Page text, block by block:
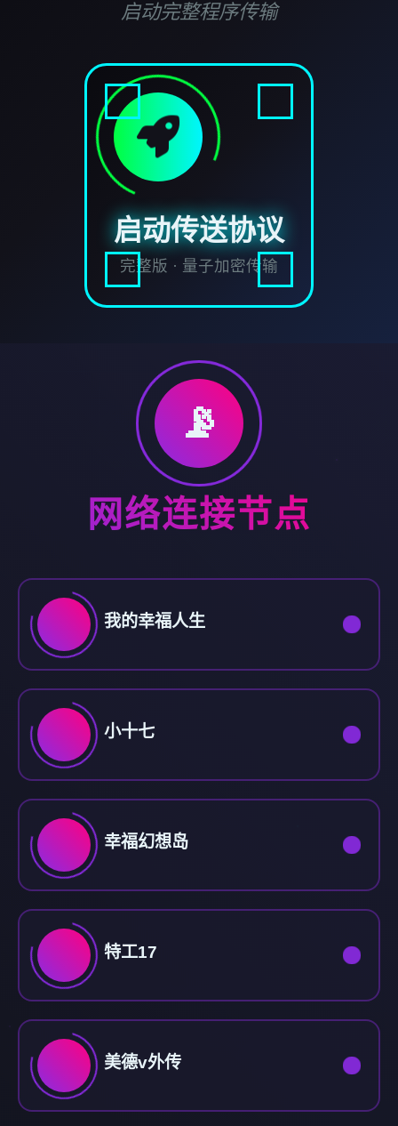
启动完整程序传输
启动传送协议
完整版 · 量子加密传输
📡
网络连接节点
我的幸福人生
小十七
幸福幻想岛
特工17
美德v外传